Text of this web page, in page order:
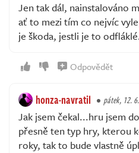
Jen tak dál, nainstalováno
ať to mezi tím co nejvíc
je škoda, jestli je to
Odpovědět
honza-navratil pátek, 12.
Jak jsem čekal...hru jsem
přesně ten typ hry, kterou
roky, tak to bude vlastně